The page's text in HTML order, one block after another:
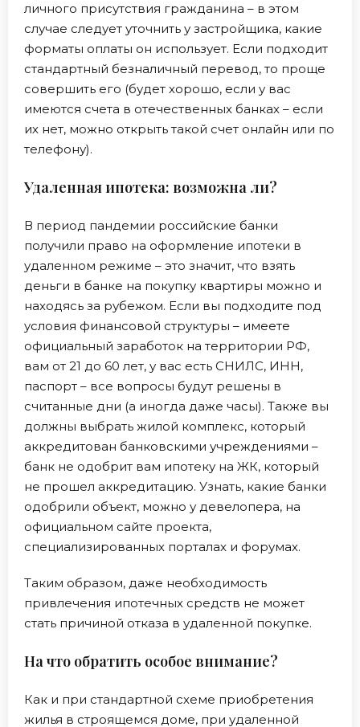
личного присутствия гражданина – в этом
случае следует уточнить у застройщика, какие
форматы оплаты он использует. Если подходит
стандартный безналичный перевод, то проще
совершить его (будет хорошо, если у вас
имеются счета в отечественных банках – если
их нет, можно открыть такой счет онлайн или по
телефону).
Удаленная ипотека: возможна ли?
В период пандемии российские банки
получили право на оформление ипотеки в
удаленном режиме – это значит, что взять
деньги в банке на покупку квартиры можно и
находясь за рубежом. Если вы подходите под
условия финансовой структуры – имеете
официальный заработок на территории РФ,
вам от 21 до 60 лет, у вас есть СНИЛС, ИНН,
паспорт – все вопросы будут решены в
считанные дни (а иногда даже часы). Также вы
должны выбрать жилой комплекс, который
аккредитован банковскими учреждениями –
банк не одобрит вам ипотеку на ЖК, который
не прошел аккредитацию. Узнать, какие банки
одобрили объект, можно у девелопера, на
официальном сайте проекта,
специализированных порталах и форумах.
Таким образом, даже необходимость
привлечения ипотечных средств не может
стать причиной отказа в удаленной покупке.
На что обратить особое внимание?
Как и при стандартной схеме приобретения
жилья в строящемся доме, при удаленной